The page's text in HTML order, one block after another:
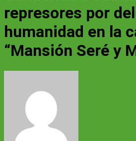
represores por
humanidad en la
“Mansión Seré y